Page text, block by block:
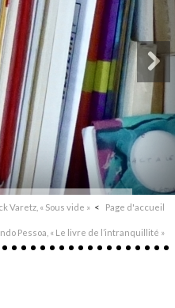
Varetz, « Sous vide » Page d'accueil
Pessoa, « Le livre de l’intranquillité »